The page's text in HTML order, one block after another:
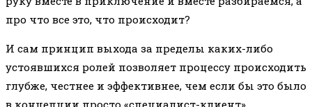
про что все это, что происходит?
И сам принцип выхода за пределы каких-либо
устоявшихся ролей позволяет процессу происходить
глубже, честнее и эффективнее, чем если бы это было